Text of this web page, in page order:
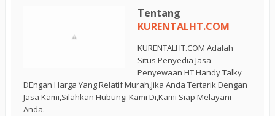
Tentang
KURENTALHT.COM
KURENTALHT.COM Adalah
Situs Penyedia Jasa
Penyewaan HT Handy Talky
DEngan Harga Yang Relatif Murah,Jika Anda Tertarik Dengan
Jasa Kami,Silahkan Hubungi Kami Di,Kami Siap Melayani
Anda.